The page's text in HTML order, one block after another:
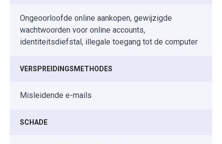
Ongeoorloofde online aankopen, gewijzigde
wachtwoorden voor online accounts,
identiteitsdiefstal, illegale toegang tot de computer
VERSPREIDINGSMETHODES
Misleidende e-mails
SCHADE